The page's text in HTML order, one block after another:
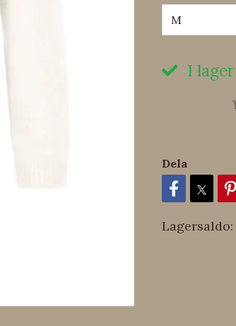
M
I lager
Dela
Lagersaldo: